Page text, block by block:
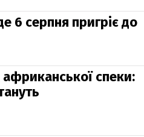
6 серпня пригріє до
африканської спеки: